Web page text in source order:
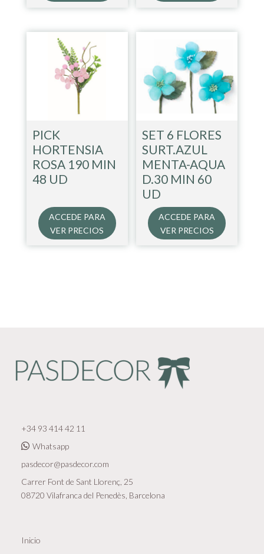
PICK
HORTENSIA
ROSA 190 MIN
48 UD
ACCEDE PARA
VER PRECIOS
SET 6 FLORES
SURT.AZUL
MENTA-AQUA
D.30 MIN 60
UD
ACCEDE PARA
VER PRECIOS
+34 93 414 42 11
Whatsapp
pasdecor@pasdecor.com
Carrer Font de Sant Llorenç, 25
08720 Vilafranca del Penedès, Barcelona
Inicio